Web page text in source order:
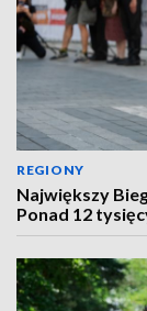
REGIONY
Największy
Ponad 12